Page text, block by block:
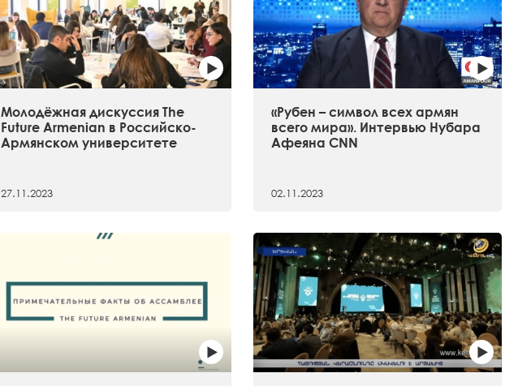
Молодёжная дискуссия The
Future Armenian в Российско-
Армянском университете
27.11.2023
«Рубен – символ всех армян
всего мира». Интервью Нубара
Афеяна CNN
02.11.2023